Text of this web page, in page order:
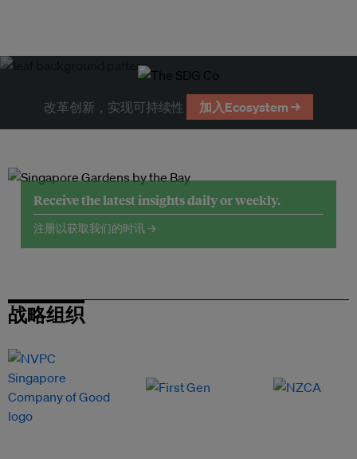
改革创新，实现可持续性 加入Ecosystem →
Receive the latest insights daily or weekly.
注册以获取我们的时讯 →
战略组织